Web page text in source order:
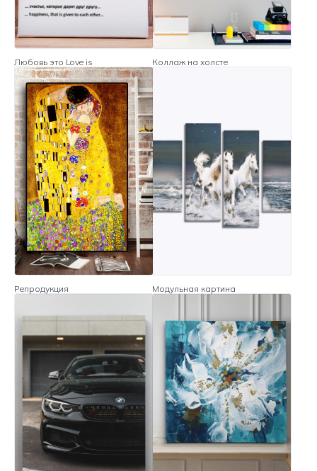
Любовь это Love is Коллаж на холсте
Репродукция Модульная картина